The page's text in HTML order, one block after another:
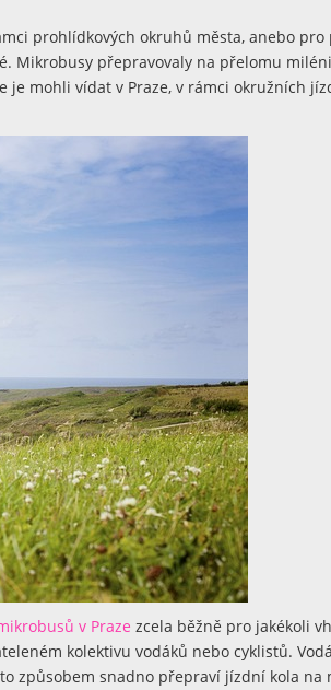
prohlídkových okruhů města, anebo pro
Mikrobusy přepravovaly na přelomu
je mohli vídat v Praze, v rámci okružních
v Praze zcela běžně pro jakékoli
kolektivu vodáků nebo cyklistů.
způsobem snadno přepraví jízdní kola na